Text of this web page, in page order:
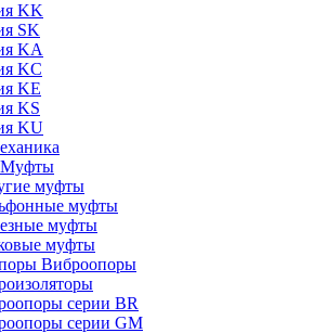
KK
SK
KA
KC
KE
KS
KU
Муфты
муфты
муфты
муфты
муфты
Виброопоры
серии BR
серии GM